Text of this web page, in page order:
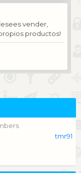
vender,
productos!
tmr91